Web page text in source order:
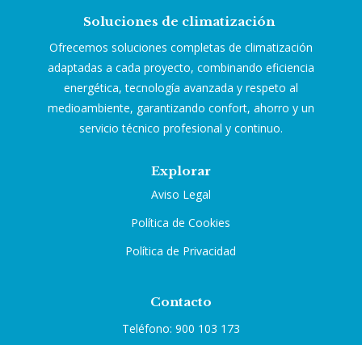
Soluciones de climatización
Ofrecemos soluciones completas de climatización
adaptadas a cada proyecto, combinando eficiencia
energética, tecnología avanzada y respeto al
medioambiente, garantizando confort, ahorro y un
servicio técnico profesional y continuo.
Explorar
Aviso Legal
Política de Cookies
Política de Privacidad
Contacto
Teléfono: 900 103 173